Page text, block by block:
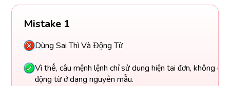
Mistake 1
Dùng Sai Thì Và Động Từ
Vì thế, câu mệnh lệnh chỉ sử dụng hiện tại đơn, không
động từ ở dạng nguyên mẫu.